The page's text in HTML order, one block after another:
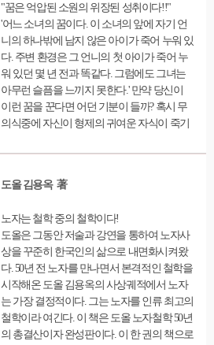
다.
제대로 된 세상의 평가를 받게 된 것이다. 미
국과 유럽을 넘어 전 세계에 ‘늦고도 새로운
감동’을 전한 베스트셀러.[스토너]가 드디어
한국 독자들을 찾아왔다.
"꿈은 억압된 소원의 위장된 성취이다!!"
'어느 소녀의 꿈이다. 이 소녀의 앞에 자기 언
니의 하나밖에 남지 않은 아이가 죽어 누워 있
다. 주변 환경은 그 언니의 첫 아이가 죽어 누
워 있던 몇 년 전과 똑같다. 그럼에도 그녀는
아무런 슬픔을 느끼지 못한다.' 만약 당신이
이런 꿈을 꾼다면 어던 기분이 들까? 혹시 무
의식중에 자신이 형제의 귀여운 자식이 죽기
까? 물론 많은 사람들은 이런 꿈의 모순 때문
아들인다. 그러나 프로이트의 주장은 다르다.
한 프로이트의 해석을 보자. 이 소녀가 몇 년
전에 죽었던 언니 자식의 장례식에서 멋진 남
자를 보았다. 만약 언니의 둘째 아이가 죽는다
면, 그녀는 언니의 집에서 다시 그 남자를 볼
수 있을 것이 확실하다. 그녀는 그 남자를 만
나고 싶은 마음이 간절한데도 애써 그런 감정
을 누르고 있다. 그녀의 욕망은 즐거운 감정이
라고는 절대로 기대할 수 없는 장례식이라는
도올 김용옥 著
노자는 철학 중의 철학이다!
도올은 그동안 저술과 강연을 통하여 노자사
상을 꾸준히 한국인의 삶으로 내면화시켜왔
다. 50년 전 노자를 만나면서 본격적인 철학을
시작해온 도올 김용옥의 사상궤적에서 노자
는 가장 결정적이다. 그는 노자를 인류 최고의
철학이라 여긴다. 이 책은 도올 노자철학 50년
의 총결산이자 완성판이다. 이 한 권의 책으로